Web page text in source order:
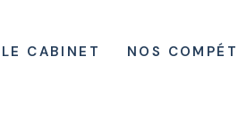
LE CABINET NOS